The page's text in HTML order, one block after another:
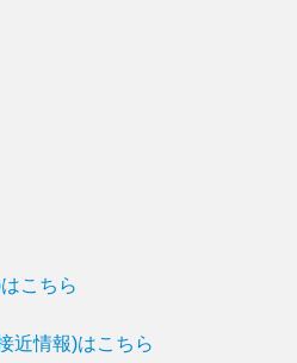
こちら
近情報)はこちら